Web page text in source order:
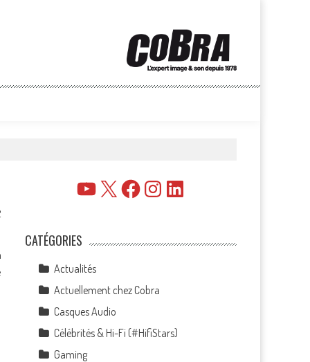
YouTube
X FacebookInstagramLinkedIn
CATÉGORIES
Actualités
Actuellement chez Cobra
Casques Audio
Célébrités & Hi-Fi (#HifiStars)
Gaming